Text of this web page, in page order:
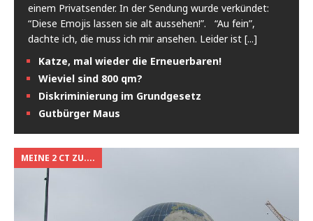
einem Privatsender. In der Sendung wurde verkündet:
“Diese Emojis lassen sie alt aussehen!”. “Au fein”,
dachte ich, die muss ich mir ansehen. Leider ist [...]
Katze, mal wieder die Erneuerbaren!
Wieviel sind 800 qm?
Diskriminierung im Grundgesetz
Gutbürger Maus
MEINE 2 CT ZU....